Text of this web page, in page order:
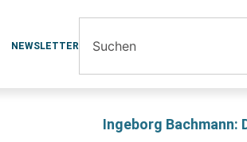
NEWSLETTER
Ingeborg Bachmann: